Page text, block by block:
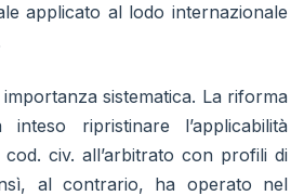
applicato al lodo internazionale
sistematica. La riforma
ripristinare l’applicabilità
cod. civ. all’arbitrato con profili di
al contrario, ha operato nel